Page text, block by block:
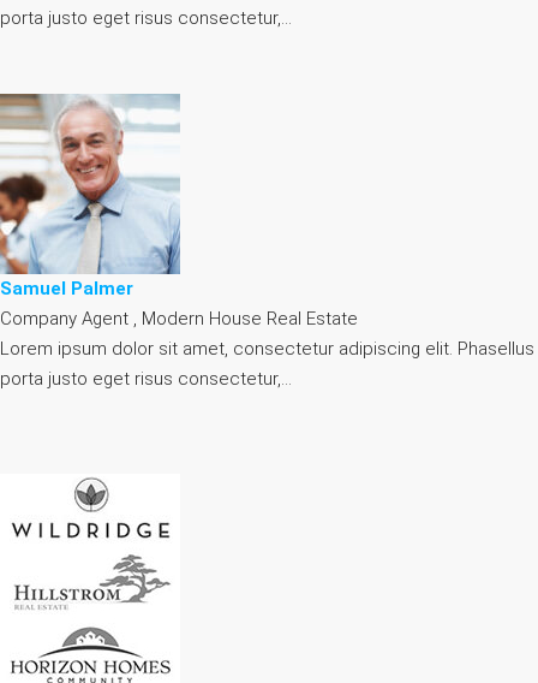
porta justo eget risus consectetur,…
Samuel Palmer
Company Agent , Modern House Real Estate
Lorem ipsum dolor sit amet, consectetur adipiscing elit. Phasellus
porta justo eget risus consectetur,…